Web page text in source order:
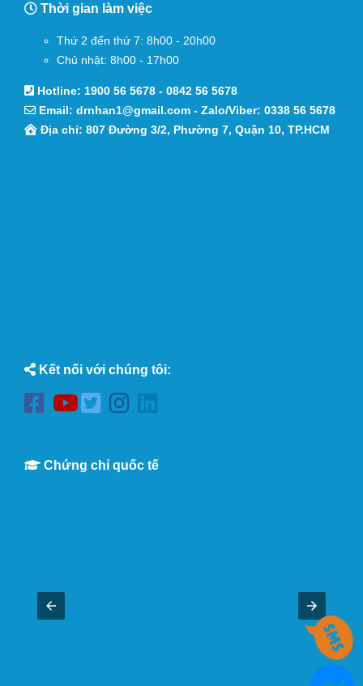
Thời gian làm việc
Thứ 2 đến thứ 7: 8h00 - 20h00
Chủ nhật: 8h00 - 17h00
Hotline: 1900 56 5678 - 0842 56 5678
Email: drnhan1@gmail.com - Zalo/Viber: 0338 56 5678
Địa chỉ: 807 Đường 3/2, Phường 7, Quận 10, TP.HCM
Kết nối với chúng tôi:
Chứng chỉ quốc tế